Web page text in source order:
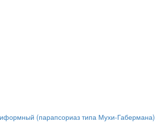
(парапсориаз типа Мухи-Габермана)